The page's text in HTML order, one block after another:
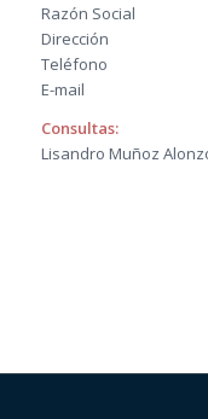
Razón Social
Dirección
Teléfono
E-mail
Consultas:
Lisandro Muñoz